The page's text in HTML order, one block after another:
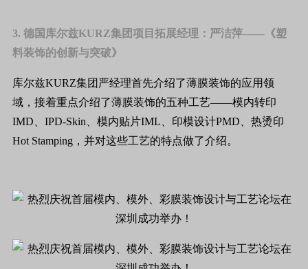
3. 德国库尔兹KURZ集团项目拓展经理：严洁萍——《塑
料装饰的创新与突破》
库尔兹KURZ集团严经理首先介绍了薄膜装饰的应用领
域，接着重点介绍了薄膜装饰的五种工艺——模内转印
IMD、IPD-Skin、模内贴片IML、印模设计PMD、热烫印
Hot Stamping，并对这些工艺的特点做了介绍。